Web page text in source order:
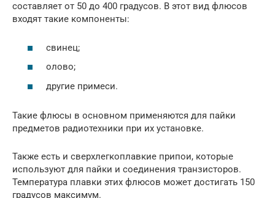
составляет от 50 до 400 градусов. В этот вид флюсов
входят такие компоненты:
свинец;
олово;
другие примеси.
Такие флюсы в основном применяются для пайки
предметов радиотехники при их установке.
Также есть и сверхлегкоплавкие припои, которые
используют для пайки и соединения транзисторов.
Температура плавки этих флюсов может достигать 150
градусов максимум.